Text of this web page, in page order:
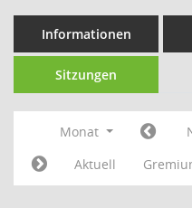
Informationen
Sitzungen
Monat
Aktuell